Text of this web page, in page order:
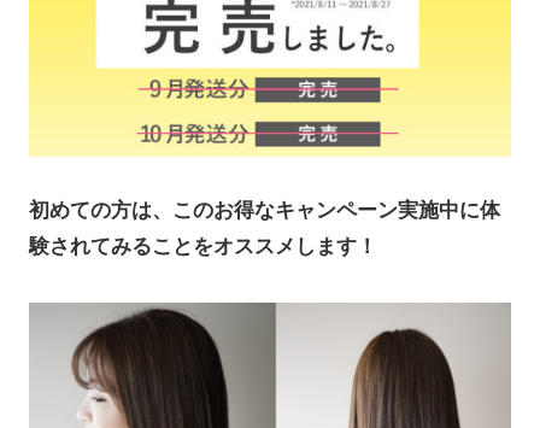
初めての方は、このお得なキャンペーン実施中に体
験されてみることをオススメします！